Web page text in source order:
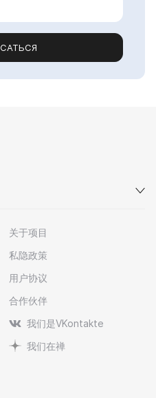
关于项目
私隐政策
用户协议
合作伙伴
我们是VKontakte
我们在禅